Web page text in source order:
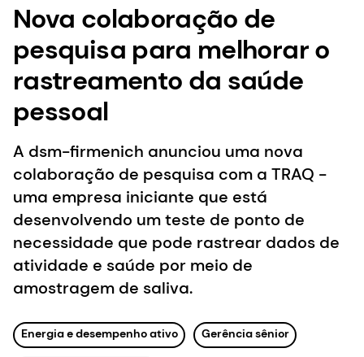
Nova colaboração de
pesquisa para melhorar o
rastreamento da saúde
pessoal
A dsm-firmenich anunciou uma nova
colaboração de pesquisa com a TRAQ -
uma empresa iniciante que está
desenvolvendo um teste de ponto de
necessidade que pode rastrear dados de
atividade e saúde por meio de
amostragem de saliva.
Energia e desempenho ativo Gerência sênior